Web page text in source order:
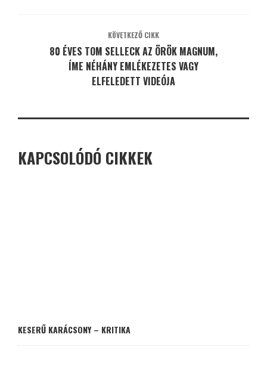
KÖVETKEZŐ CIKK
80 ÉVES TOM SELLECK AZ ÖRÖK MAGNUM,
ÍME NÉHÁNY EMLÉKEZETES VAGY
ELFELEDETT VIDEÓJA
KAPCSOLÓDÓ CIKKEK
KESERŰ KARÁCSONY – KRITIKA